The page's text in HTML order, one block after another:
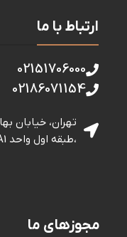
ارتباط با ما
02151706000
02186071154
،طبقه اول واحد A1
مجوزهای ما